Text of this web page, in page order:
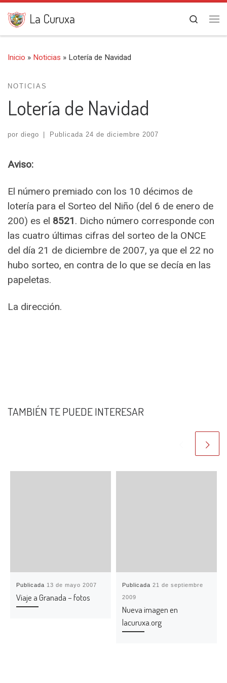
Saltar al contenido
La Curuxa
Search
Inicio » Noticias » Lotería de Navidad
NOTICIAS
Lotería de Navidad
por diego Publicada 24 de diciembre 2007
Aviso:
El número premiado con los 10 décimos de
lotería para el Sorteo del Niño (del 6 de enero de
200) es el 8521. Dicho número corresponde con
las cuatro últimas cifras del sorteo de la ONCE
del día 21 de diciembre de 2007, ya que el 22 no
hubo sorteo, en contra de lo que se decía en las
papeletas.
La dirección.
TAMBIÉN TE PUEDE INTERESAR
Publicada 13 de mayo 2007
Viaje a Granada – fotos
Publicada21 de septiembre
2009
Nueva imagen en
lacuruxa.org